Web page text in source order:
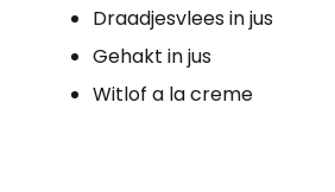
Draadjesvlees in jus
Gehakt in jus
Witlof a la creme